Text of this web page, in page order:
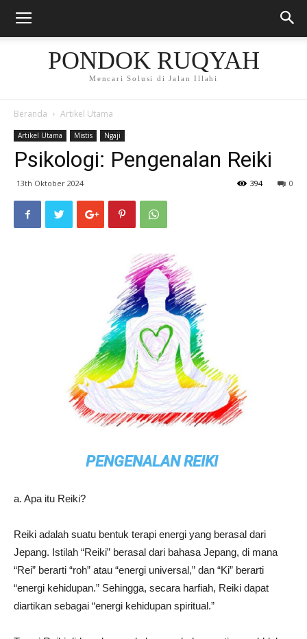
PONDOK RUQYAH
Mencari Solusi di Jalan Illahi
Beranda Artikel Utama
Artikel Utama Mistis Ngaji
Psikologi: Pengenalan Reiki
13th Oktober 2024 0
394
PENGENALAN REIKI
a. Apa itu Reiki?
Reiki adalah suatu bentuk terapi energi yang berasal dari
Jepang. Istilah “Reiki” berasal dari bahasa Jepang, di mana
“Rei” berarti “roh” atau “energi universal,” dan “Ki” berarti
“energi kehidupan.” Sehingga, secara harfiah, Reiki dapat
diartikan sebagai “energi kehidupan spiritual.”